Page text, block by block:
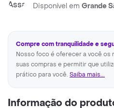
Disponível em Grande
Compre com tranquilidade e
Nosso foco é oferecer a você
suas compras e permitir que
prático para você. Saiba mais...
Informação do